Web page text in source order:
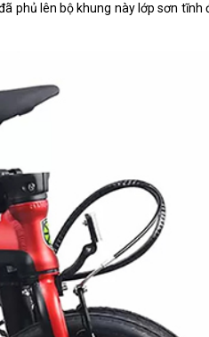
phủ lên bộ khung này lớp sơn tĩnh